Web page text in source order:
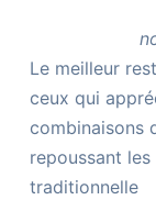
Le meilleur
ceux qui
combinaisons
repoussant
traditionnelle